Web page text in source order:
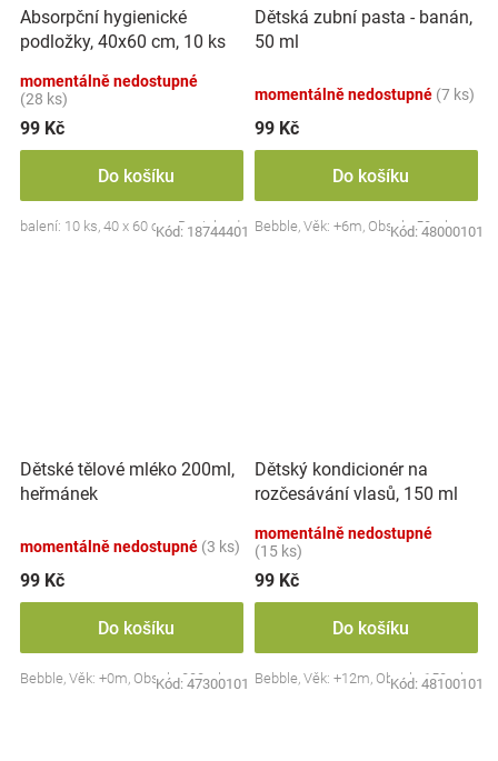
Absorpční hygienické
podložky, 40x60 cm, 10 ks
momentálně nedostupné
(28 ks)
99 Kč
Do košíku
balení: 10 ks, 40 x 60 cm, Bocioland
Kód: 18744401
Dětská zubní pasta - banán,
50 ml
momentálně nedostupné (7 ks)
99 Kč
Do košíku
Bebble, Věk: +6m, Obsah: 50ml
Kód: 48000101
Dětské tělové mléko 200ml,
heřmánek
momentálně nedostupné (3 ks)
99 Kč
Do košíku
Bebble, Věk: +0m, Obsah: 200ml
Kód: 47300101
Dětský kondicionér na
rozčesávání vlasů, 150 ml
momentálně nedostupné
(15 ks)
99 Kč
Do košíku
Bebble, Věk: +12m, Obsah: 150ml
Kód: 48100101